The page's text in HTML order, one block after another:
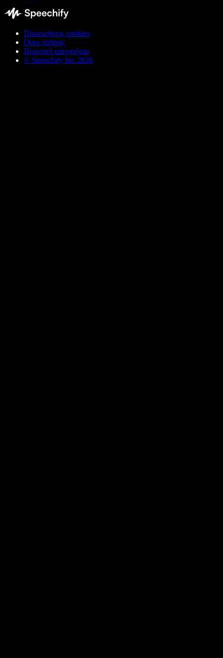
Προτιμήσεις cookies
Όροι χρήσης
Πολιτική απορρήτου
© Speechify Inc 2026